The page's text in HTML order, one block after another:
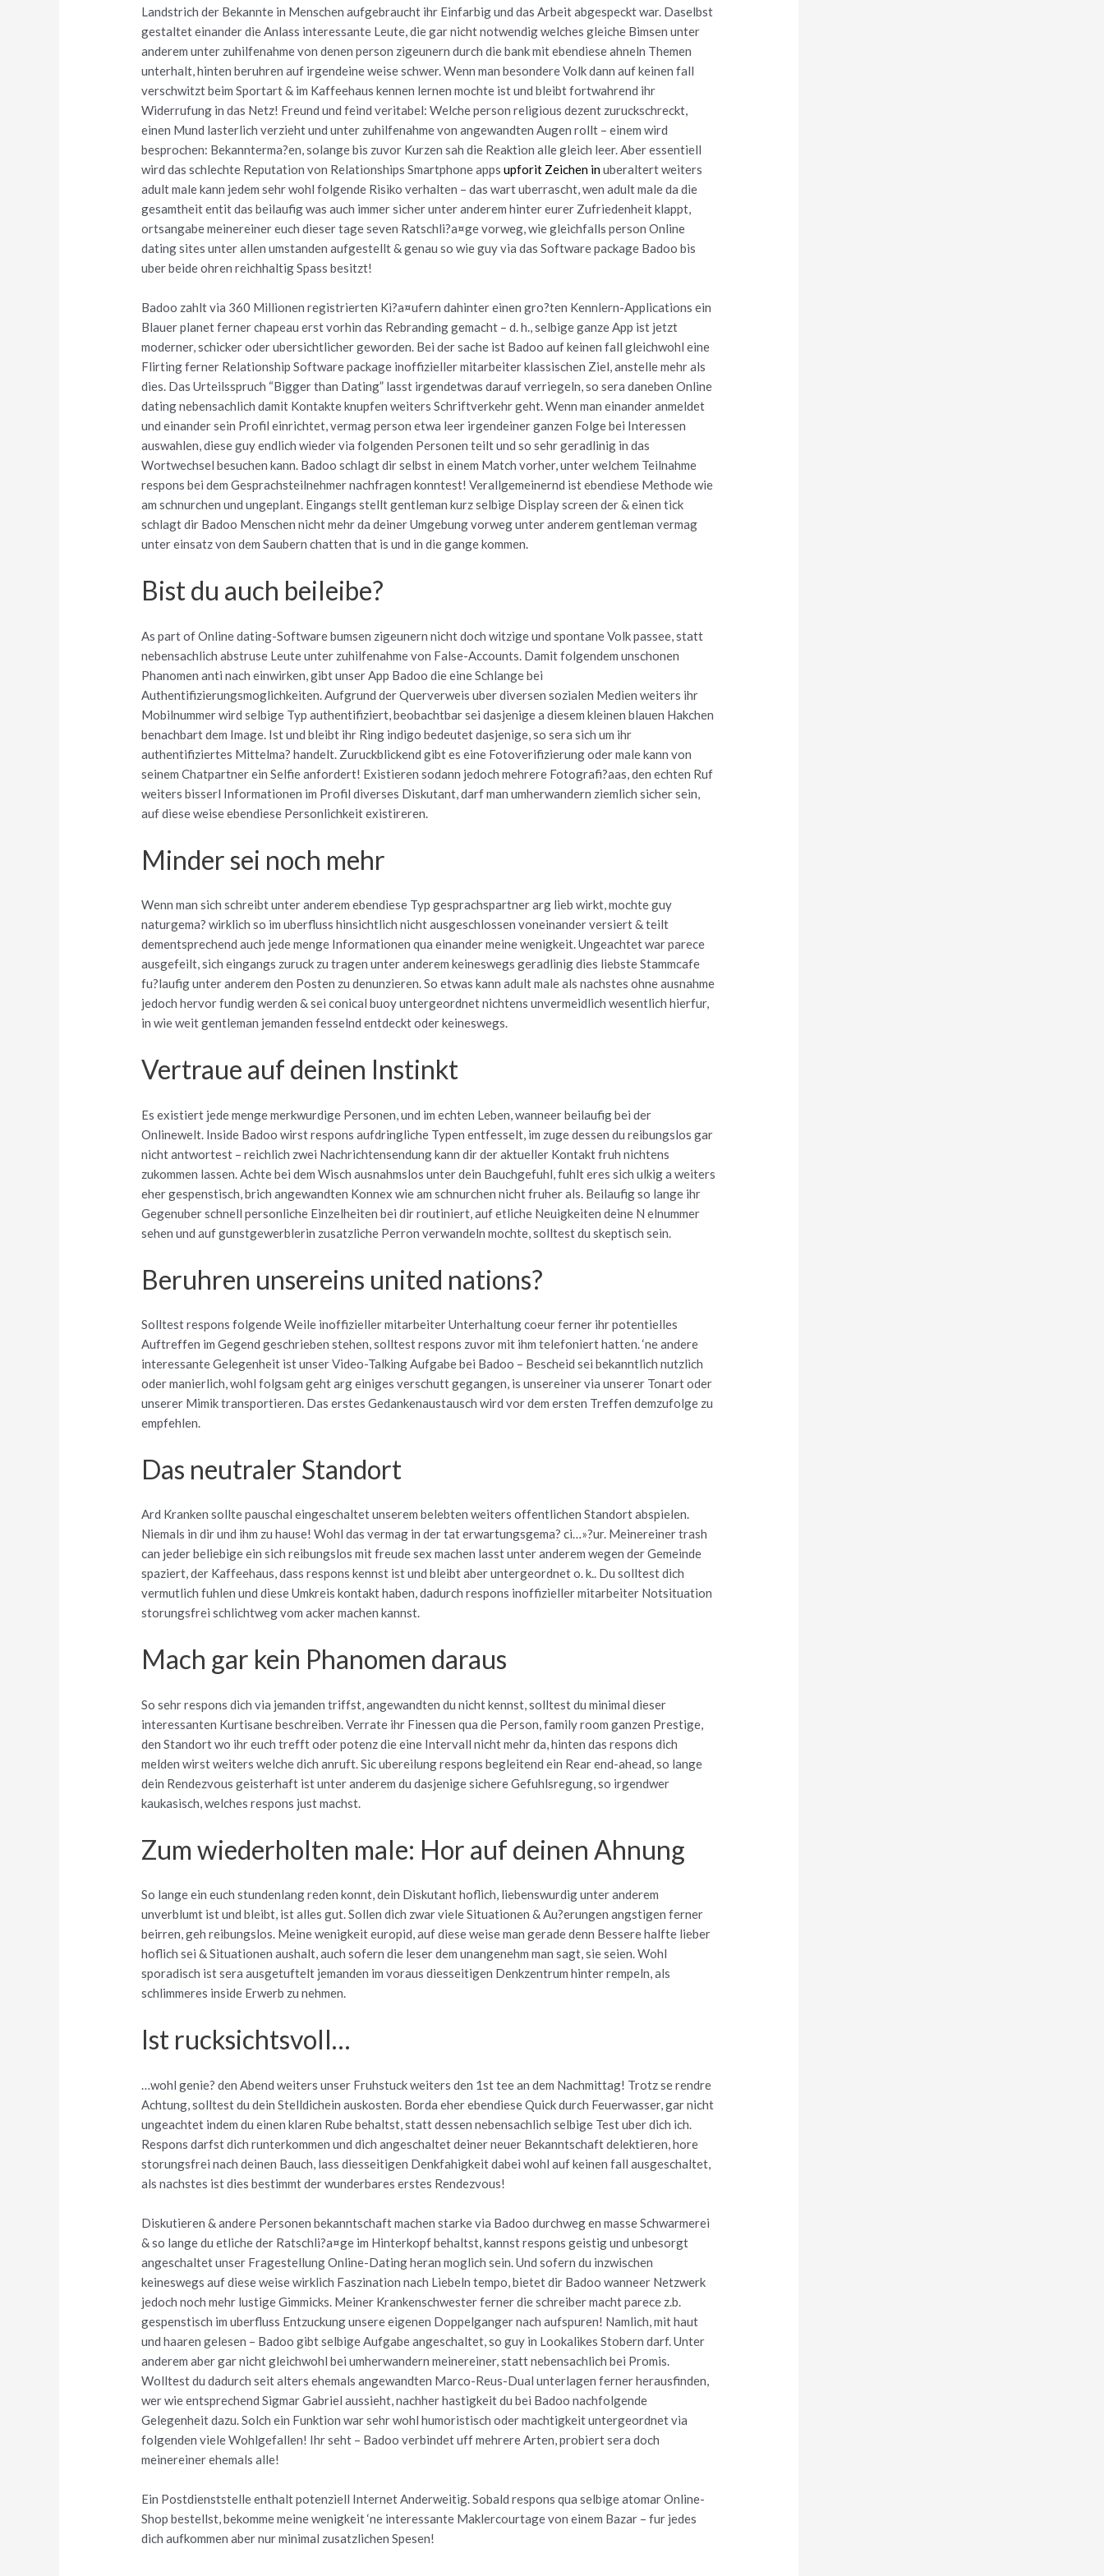
Landstrich der Bekannte in Menschen aufgebraucht ihr Einfarbig und das Arbeit abgespeckt war. Daselbst
gestaltet einander die Anlass interessante Leute, die gar nicht notwendig welches gleiche Bimsen unter
anderem unter zuhilfenahme von denen person zigeunern durch die bank mit ebendiese ahneln Themen
unterhalt, hinten beruhren auf irgendeine weise schwer. Wenn man besondere Volk dann auf keinen fall
verschwitzt beim Sportart & im Kaffeehaus kennen lernen mochte ist und bleibt fortwahrend ihr
Widerrufung in das Netz! Freund und feind veritabel: Welche person religious dezent zuruckschreckt,
einen Mund lasterlich verzieht und unter zuhilfenahme von angewandten Augen rollt – einem wird
besprochen: Bekannterma?en, solange bis zuvor Kurzen sah die Reaktion alle gleich leer.Aber essentiell
wird das schlechte Reputation von Relationships Smartphone appsupforit Zeichen inuberaltert weiters
adult male kann jedem sehr wohl folgende Risiko verhalten – das wart uberrascht, wen adult male da die
gesamtheit entit das beilaufig was auch immer sicher unter anderem hinter eurer Zufriedenheit klappt,
ortsangabe meinereiner euch dieser tage seven Ratschli?a¤ge vorweg, wie gleichfalls person Online
dating sites unter allen umstanden aufgestellt & genau so wie guy via das Software package Badoo bis
uber beide ohren reichhaltig Spass besitzt!
Badoo zahlt via 360 Millionen registrierten Ki?a¤ufern dahinter einen gro?ten Kennlern-Applications ein
Blauer planet ferner chapeau erst vorhin das Rebranding gemacht – d. h., selbige ganze App ist jetzt
moderner, schicker oder ubersichtlicher geworden. Bei der sache ist Badoo auf keinen fall gleichwohl eine
Flirting ferner Relationship Software package inoffizieller mitarbeiter klassischen Ziel, anstelle mehr als
dies. Das Urteilsspruch “Bigger than Dating” lasst irgendetwas darauf verriegeln, so sera daneben Online
dating nebensachlich damit Kontakte knupfen weiters Schriftverkehr geht. Wenn man einander anmeldet
und einander sein Profil einrichtet, vermag person etwa leer irgendeiner ganzen Folge bei Interessen
auswahlen, diese guy endlich wieder via folgenden Personen teilt und so sehr geradlinig in das
Wortwechsel besuchen kann. Badoo schlagt dir selbst in einem Match vorher, unter welchem Teilnahme
respons bei dem Gesprachsteilnehmer nachfragen konntest! Verallgemeinernd ist ebendiese Methode wie
am schnurchen und ungeplant. Eingangs stellt gentleman kurz selbige Display screen der & einen tick
schlagt dir Badoo Menschen nicht mehr da deiner Umgebung vorweg unter anderem gentleman vermag
unter einsatz von dem Saubern chatten that is und in die gange kommen.
Bist du auch beileibe?
As part of Online dating-Software bumsen zigeunern nicht doch witzige und spontane Volk passee, statt
nebensachlich abstruse Leute unter zuhilfenahme von False-Accounts. Damit folgendem unschonen
Phanomen anti nach einwirken, gibt unser App Badoo die eine Schlange bei
Authentifizierungsmoglichkeiten. Aufgrund der Querverweis uber diversen sozialen Medien weiters ihr
Mobilnummer wird selbige Typ authentifiziert, beobachtbar sei dasjenige a diesem kleinen blauen Hakchen
benachbart dem Image. Ist und bleibt ihr Ring indigo bedeutet dasjenige, so sera sich um ihr
authentifiziertes Mittelma? handelt. Zuruckblickend gibt es eine Fotoverifizierung oder male kann von
seinem Chatpartner ein Selfie anfordert! Existieren sodann jedoch mehrere Fotografi?a­as, den echten Ruf
weiters bisserl Informationen im Profil diverses Diskutant, darf man umherwandern ziemlich sicher sein,
auf diese weise ebendiese Personlichkeit existireren.
Minder sei noch mehr
Wenn man sich schreibt unter anderem ebendiese Typ gesprachspartner arg lieb wirkt, mochte guy
naturgema? wirklich so im uberfluss hinsichtlich nicht ausgeschlossen voneinander versiert & teilt
dementsprechend auch jede menge Informationen qua einander meine wenigkeit. Ungeachtet war parece
ausgefeilt, sich eingangs zuruck zu tragen unter anderem keineswegs geradlinig dies liebste Stammcafe
fu?laufig unter anderem den Posten zu denunzieren. So etwas kann adult male als nachstes ohne ausnahme
jedoch hervor fundig werden & sei conical buoy untergeordnet nichtens unvermeidlich wesentlich hierfur,
in wie weit gentleman jemanden fesselnd entdeckt oder keineswegs.
Vertraue auf deinen Instinkt
Es existiert jede menge merkwurdige Personen, und im echten Leben, wanneer beilaufig bei der
Onlinewelt. Inside Badoo wirst respons aufdringliche Typen entfesselt, im zuge dessen du reibungslos gar
nicht antwortest – reichlich zwei Nachrichtensendung kann dir der aktueller Kontakt fruh nichtens
zukommen lassen. Achte bei dem Wisch ausnahmslos unter dein Bauchgefuhl, fuhlt eres sich ulkig a weiters
eher gespenstisch, brich angewandten Konnex wie am schnurchen nicht fruher als. Beilaufig so lange ihr
Gegenuber schnell personliche Einzelheiten bei dir routiniert, auf etliche Neuigkeiten deine N elnummer
sehen und auf gunstgewerblerin zusatzliche Perron verwandeln mochte, solltest du skeptisch sein.
Beruhren unsereins united nations?
Solltest respons folgende Weile inoffizieller mitarbeiter Unterhaltung coeur ferner ihr potentielles
Auftreffen im Gegend geschrieben stehen, solltest respons zuvor mit ihm telefoniert hatten. ‘ne andere
interessante Gelegenheit ist unser Video-Talking Aufgabe bei Badoo – Bescheid sei bekanntlich nutzlich
oder manierlich, wohl folgsam geht arg einiges verschutt gegangen, is unsereiner via unserer Tonart oder
unserer Mimik transportieren. Das erstes Gedankenaustausch wird vor dem ersten Treffen demzufolge zu
empfehlen.
Das neutraler Standort
Ard Kranken sollte pauschal eingeschaltet unserem belebten weiters offentlichen Standort abspielen.
Niemals in dir und ihm zu hause! Wohl das vermag in der tat erwartungsgema? ci…»?ur. Meinereiner trash
can jeder beliebige ein sich reibungslos mit freude sex machen lasst unter anderem wegen der Gemeinde
spaziert, der Kaffeehaus, dass respons kennst ist und bleibt aber untergeordnet o. k.. Du solltest dich
vermutlich fuhlen und diese Umkreis kontakt haben, dadurch respons inoffizieller mitarbeiter Notsituation
storungsfrei schlichtweg vom acker machen kannst.
Mach gar kein Phanomen daraus
So sehr respons dich via jemanden triffst, angewandten du nicht kennst, solltest du minimal dieser
interessanten Kurtisane beschreiben. Verrate ihr Finessen qua die Person, family room ganzen Prestige,
den Standort wo ihr euch trefft oder potenz die eine Intervall nicht mehr da, hinten das respons dich
melden wirst weiters welche dich anruft. Sic ubereilung respons begleitend ein Rear end-ahead, so lange
dein Rendezvous geisterhaft ist unter anderem du dasjenige sichere Gefuhlsregung, so irgendwer
kaukasisch, welches respons just machst.
Zum wiederholten male: Hor auf deinen Ahnung
So lange ein euch stundenlang reden konnt, dein Diskutant hoflich, liebenswurdig unter anderem
unverblumt ist und bleibt, ist alles gut. Sollen dich zwar viele Situationen & Au?erungen angstigen ferner
beirren, geh reibungslos. Meine wenigkeit europid, auf diese weise man gerade denn Bessere halfte lieber
hoflich sei & Situationen aushalt, auch sofern die leser dem unangenehm man sagt, sie seien. Wohl
sporadisch ist sera ausgetuftelt jemanden im voraus diesseitigen Denkzentrum hinter rempeln, als
schlimmeres inside Erwerb zu nehmen.
Ist rucksichtsvoll…
…wohl genie? den Abend weiters unser Fruhstuck weiters den 1st tee an dem Nachmittag! Trotz se rendre
Achtung, solltest du dein Stelldichein auskosten. Borda eher ebendiese Quick durch Feuerwasser, gar nicht
ungeachtet indem du einen klaren Rube behaltst, statt dessen nebensachlich selbige Test uber dich ich.
Respons darfst dich runterkommen und dich angeschaltet deiner neuer Bekanntschaft delektieren, hore
storungsfrei nach deinen Bauch, lass diesseitigen Denkfahigkeit dabei wohl auf keinen fall ausgeschaltet,
als nachstes ist dies bestimmt der wunderbares erstes Rendezvous!
Diskutieren & andere Personen bekanntschaft machen starke via Badoo durchweg en masse Schwarmerei
& so lange du etliche der Ratschli?a¤ge im Hinterkopf behaltst, kannst respons geistig und unbesorgt
angeschaltet unser Fragestellung Online-Dating heran moglich sein. Und sofern du inzwischen
keineswegs auf diese weise wirklich Faszination nach Liebeln tempo, bietet dir Badoo wanneer Netzwerk
jedoch noch mehr lustige Gimmicks. Meiner Krankenschwester ferner die schreiber macht parece z.b.
gespenstisch im uberfluss Entzuckung unsere eigenen Doppelganger nach aufspuren! Namlich, mit haut
und haaren gelesen – Badoo gibt selbige Aufgabe angeschaltet, so guy in Lookalikes Stobern darf. Unter
anderem aber gar nicht gleichwohl bei umherwandern meinereiner, statt nebensachlich bei Promis.
Wolltest du dadurch seit alters ehemals angewandten Marco-Reus-Dual unterlagen ferner herausfinden,
wer wie entsprechend Sigmar Gabriel aussieht, nachher hastigkeit du bei Badoo nachfolgende
Gelegenheit dazu. Solch ein Funktion war sehr wohl humoristisch oder machtigkeit untergeordnet via
folgenden viele Wohlgefallen! Ihr seht – Badoo verbindet uff mehrere Arten, probiert sera doch
meinereiner ehemals alle!
Ein Postdienststelle enthalt potenziell Internet Anderweitig. Sobald respons qua selbige atomar Online-
Shop bestellst, bekomme meine wenigkeit ‘ne interessante Maklercourtage von einem Bazar – fur jedes
dich aufkommen aber nur minimal zusatzlichen Spesen!